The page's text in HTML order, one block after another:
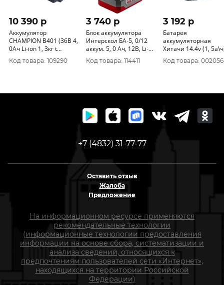
10 390 p
Аккумулятор
CHAMPION B401 (36В 4,
0Ач Li-ion 1, 3кг t
хранения от+10°С
до+20°С)
Код товара: 109290
3 740 p
Блок аккумулятора
Интерскол БА-5, 0/12
аккум. 5, 0 Ач, 12В, Li-
ion, АПИ-Т 2400.128
Код товара: 114411
3 192 p
Батарея
аккумуляторная
Хитачи 14.4v (1,
(AEZ)
Код товара: 002056
+7 (4832) 31-77-77
Оставить отзыв
Жалоба
Предложение
На информационном ресурсе применяются
рекомендательные технологии
(информационные технологии предоставления
информации на основе сбора, систематизации и
анализа сведений, относящихся к
предпочтениям пользователей сети «Интернет»,
находящихся на территории Российской
Федерации)